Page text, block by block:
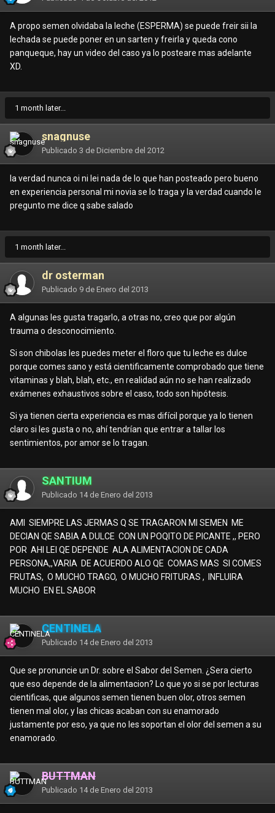
A propo semen olvidaba la leche (ESPERMA) se puede freir sii la
lechada se puede poner en un sarten y freirla y queda cono
panqueque, hay un video del caso ya lo posteare mas adelante
XD.
1 month later...
snagnuse
Publicado 3 de Diciembre del 2012
la verdad nunca oi ni lei nada de lo que han posteado pero bueno
en experiencia personal mi novia se lo traga y la verdad cuando le
pregunto me dice q sabe salado
1 month later...
dr osterman
Publicado 9 de Enero del 2013
A algunas les gusta tragarlo, a otras no, creo que por algún
trauma o desconocimiento.
Si son chibolas les puedes meter el floro que tu leche es dulce
porque comes sano y está cientificamente comprobado que tiene
vitaminas y blah, blah, etc., en realidad aún no se han realizado
exámenes exhaustivos sobre el caso, todo son hipótesis.
Si ya tienen cierta experiencia es mas difícil porque ya lo tienen
claro si les gusta o no, ahí tendrían que entrar a tallar los
sentimientos, por amor se lo tragan.
SANTIUM
Publicado 14 de Enero del 2013
AMI SIEMPRE LAS JERMAS Q SE TRAGARON MI SEMEN ME
DECIAN QE SABIA A DULCE CON UN POQITO DE PICANTE ,, PERO
POR AHI LEI QE DEPENDE ALA ALIMENTACION DE CADA
PERSONA,,VARIA DE ACUERDO ALO QE COMAS MAS SI COMES
FRUTAS, O MUCHO TRAGO, O MUCHO FRITURAS , INFLUIRA
MUCHO EN EL SABOR
CENTINELA
Publicado 14 de Enero del 2013
Que se pronuncie un Dr. sobre el Sabor del Semen. ¿Sera cierto
que eso depende de la alimentacion? Lo que yo si se por lecturas
cientificas, que algunos semen tienen buen olor, otros semen
tienen mal olor, y las chicas acaban con su enamorado
justamente por eso, ya que no les soportan el olor del semen a su
enamorado.
BUTTMAN
Publicado 14 de Enero del 2013